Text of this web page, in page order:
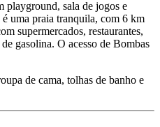
playground, sala de jogos e
uma praia tranquila, com 6 km
supermercados, restaurantes,
gasolina. O acesso de Bombas
de cama, tolhas de banho e